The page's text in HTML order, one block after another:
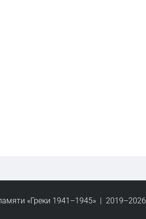
«Греки 1941–1945» | 2019–2026